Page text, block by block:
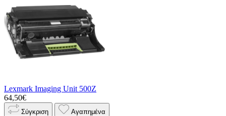
Lexmark Imaging Unit 500Z
64,50€
Σύγκριση Αγαπημένα